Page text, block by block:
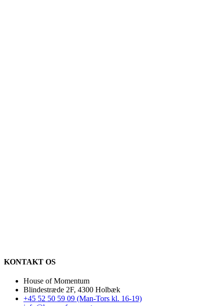
KONTAKT OS
House of Momentum
Blindestræde 2F, 4300 Holbæk
+45 52 50 59 09 (Man-Tors kl. 16-19)